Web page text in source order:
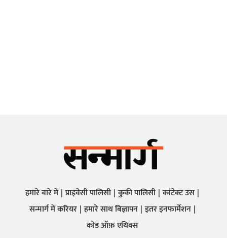
हमारे बारे में प्राइवेसी पालिसी कुकी पालिसी कांटेक्ट उस
सन्मार्ग में करियर हमारे साथ बिज्ञापन इतर इनफार्मेशन
कोड ऑफ़ एथिक्स